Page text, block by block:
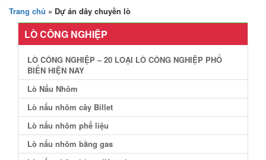
Trang chủ » Dự án dây chuyền lò
LÒ CÔNG NGHIỆP
LÒ CÔNG NGHIỆP – 20 LOẠI LÒ CÔNG NGHIỆP PHỔ
BIẾN HIỆN NAY
Lò Nấu Nhôm
Lò nấu nhôm cây Billet
Lò nấu nhôm phế liệu
Lò nấu nhôm bằng gas